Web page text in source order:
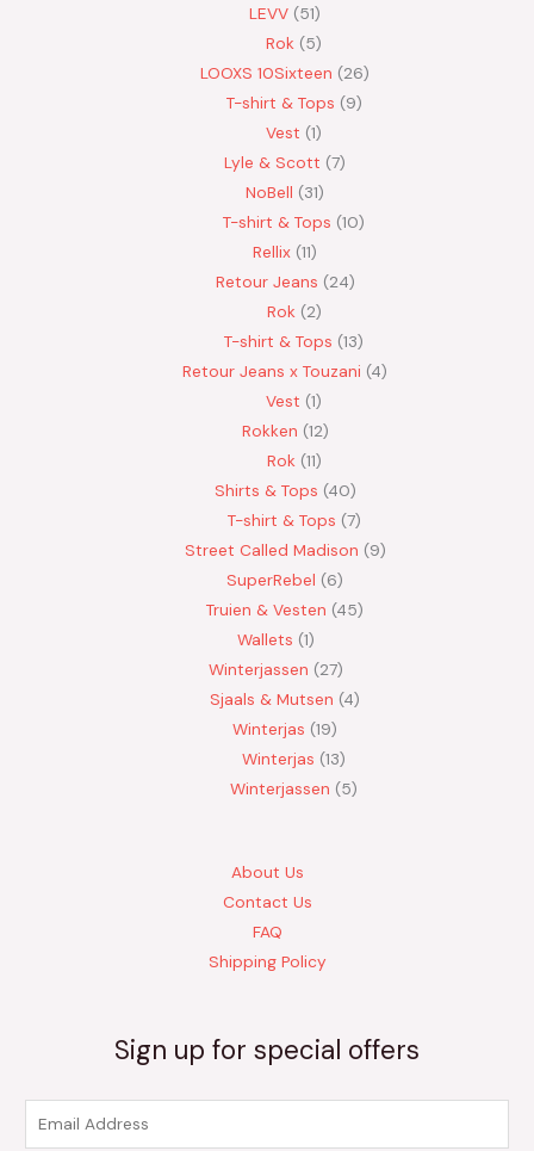
LEVV 51
Rok
5
LOOXS 10Sixteen
26
T-shirt & Tops 9
Vest 1
Lyle & Scott 7
NoBell
31
T-shirt & Tops 10
Rellix 11
Retour Jeans 24
Rok 2
T-shirt & Tops 13
Retour Jeans x Touzani 4
Vest 1
Rokken 12
Rok 11
Shirts & Tops 40
T-shirt & Tops 7
Street Called Madison 9
SuperRebel
6
Truien & Vesten 45
Wallets 1
Winterjassen
27
Sjaals & Mutsen 4
Winterjas 19
Winterjas 13
Winterjassen
5
About Us
Contact Us
FAQ
Shipping Policy
Sign up for special offers
m